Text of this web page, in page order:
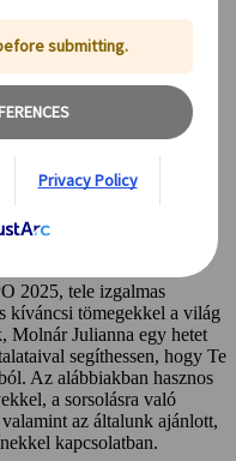
2025, tele izgalmas
kíváncsi tömegekkel a világ
Molnár Julianna egy hetet
segíthessen, hogy Te
Az alábbiakban hasznos
a sorsolásra való
az általunk ajánlott,
kapcsolatban.